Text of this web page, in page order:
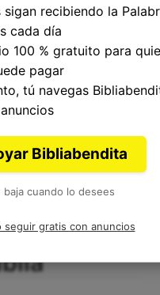
20, Libro de
Agur y Lemuel.
recibiendo la
cada día
100 % gratuito para
pagar
tú navegas
Bibliabendita
cuando lo desees
seguir gratis con anuncios